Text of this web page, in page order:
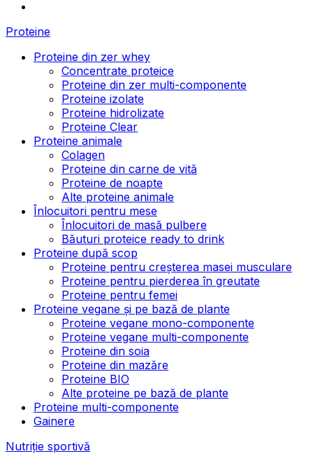
Proteine
Proteine din zer whey
Concentrate proteice
Proteine din zer multi-componente
Proteine izolate
Proteine hidrolizate
Proteine Clear
Proteine animale
Colagen
Proteine din carne de vită
Proteine de noapte
Alte proteine animale
Înlocuitori pentru mese
Înlocuitori de masă pulbere
Băuturi proteice ready to drink
Proteine după scop
Proteine pentru creșterea masei musculare
Proteine pentru pierderea în greutate
Proteine pentru femei
Proteine vegane și pe bază de plante
Proteine vegane mono-componente
Proteine vegane multi-componente
Proteine din soia
Proteine din mazăre
Proteine BIO
Alte proteine pe bază de plante
Proteine multi-componente
Gainere
Nutriție sportivă